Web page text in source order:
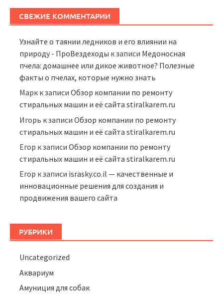
СВЕЖИЕ КОММЕНТАРИИ
Узнайте о таянии ледников и его влиянии на
природу - ПроВездеходы к записи Медоносная
пчела: домашнее или дикое животное? Полезные
факты о пчелах, которые нужно знать
Марк к записиОбзор компании по ремонту
стиральных машин и её сайта stiralkarem.ru
Игорь к записиОбзор компании по ремонту
стиральных машин и её сайта stiralkarem.ru
Егор к записиОбзор компании по ремонту
стиральных машин и её сайта stiralkarem.ru
Егор к записи israsky.co.il — качественные и
инновационные решения для создания и
продвижения вашего сайта
РУБРИКИ
Uncategorized
Аквариум
Амуниция для собак